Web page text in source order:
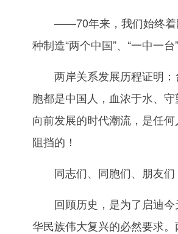
——70年来，我们始终着眼
种制造“两个中国”、“一中一
两岸关系发展历程证明：
胞都是中国人，血浓于水、
向前发展的时代潮流，是任
阻挡的！
同志们、同胞们、朋友们
回顾历史，是为了启迪今
华民族伟大复兴的必然要求